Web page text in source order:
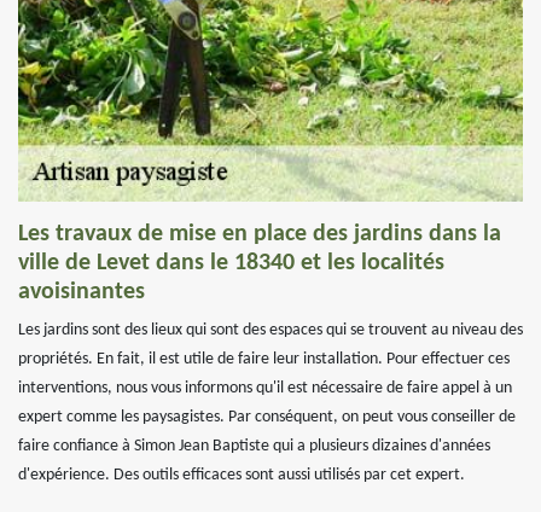
Les travaux de mise en place des jardins dans la
ville de Levet dans le 18340 et les localités
avoisinantes
Les jardins sont des lieux qui sont des espaces qui se trouvent au niveau des
propriétés. En fait, il est utile de faire leur installation. Pour effectuer ces
interventions, nous vous informons qu'il est nécessaire de faire appel à un
expert comme les paysagistes. Par conséquent, on peut vous conseiller de
faire confiance à Simon Jean Baptiste qui a plusieurs dizaines d'années
d'expérience. Des outils efficaces sont aussi utilisés par cet expert.